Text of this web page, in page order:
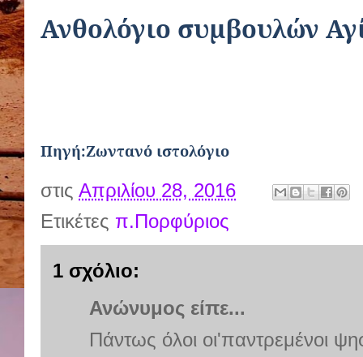
Ανθολόγιο συμβουλών
Πηγή:Ζωντανό ιστολόγιο
στις Απριλίου 28, 2016
Ετικέτες π.Πορφύριος
1 σχόλιο:
Ανώνυμος είπε...
Πάντως όλοι οι'παντρεμένοι